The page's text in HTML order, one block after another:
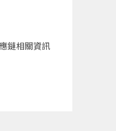
鏈相關資訊